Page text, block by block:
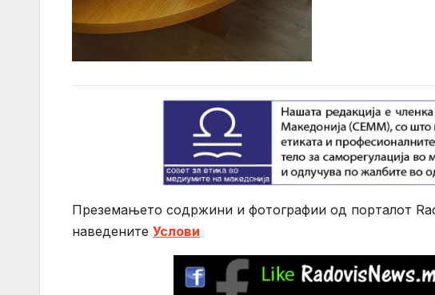
Преземањето содржини и фотографии од порталот
нaведените Услови